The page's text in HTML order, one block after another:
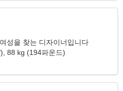
성을 찾는 디자이너입니다
88 kg (194파운드)